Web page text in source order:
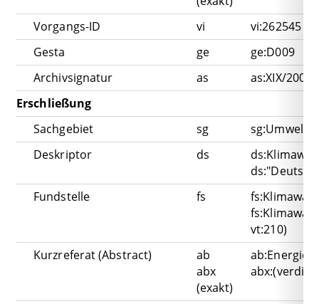
Vorgangs-ID vi
vi:262545
Gesta
ge
ge:D009
Archivsignatur
as
as:XIX/200
Erschließung
Sachgebiet
sg
sg:Umwelt
Deskriptor
ds
Fundstelle
fs
vt:210)
Kurzreferat (Abstract)
ab
abx
(exakt)
abx:(verdi